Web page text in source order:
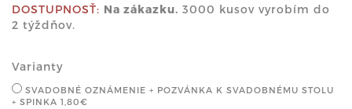
DOSTUPNOSŤ: Na zákazku. 3000 kusov vyrobím do
2 týždňov.
Varianty
SVADOBNÉ OZNÁMENIE + POZVÁNKA K SVADOBNÉMU STOLU
+ SPINKA 1,80€